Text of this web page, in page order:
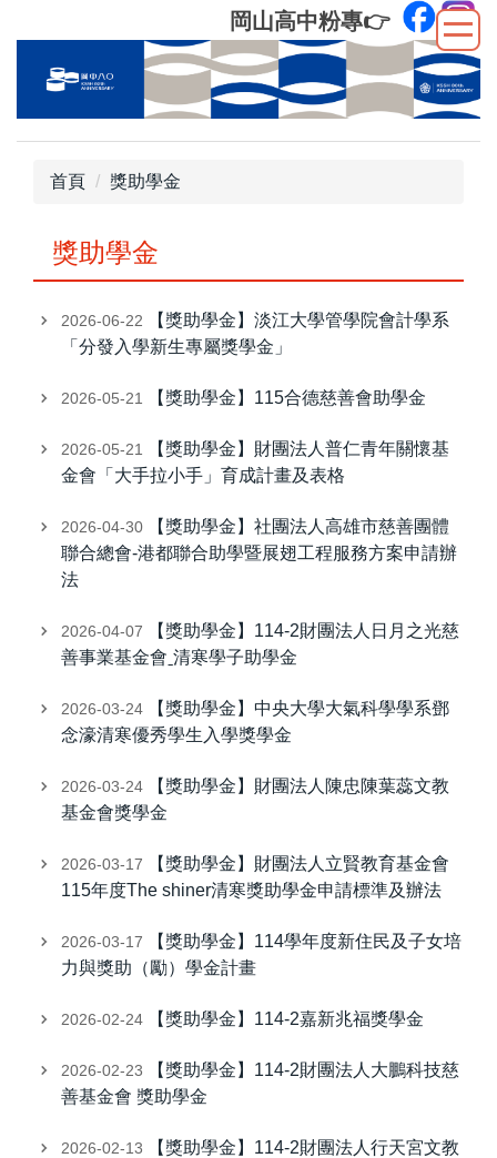
到
內
岡山高中粉專👉
首頁 獎助學金
獎助學金
2026-06-22
【獎助學金】淡江大學管學院會計學系
「分發入學新生專屬獎學金」
2026-05-21 【獎助學金】115合德慈善會助學金
2026-05-21
【獎助學金】財團法人普仁青年關懷基
金會「大手拉小手」育成計畫及表格
2026-04-30
【獎助學金】社團法人高雄市慈善團體
聯合總會-港都聯合助學暨展翅工程服務方案申請辦
法
2026-04-07
【獎助學金】114-2財團法人日月之光慈
善事業基金會ˍ清寒學子助學金
2026-03-24
【獎助學金】中央大學大氣科學學系鄧
念濠清寒優秀學生入學獎學金
2026-03-24
【獎助學金】財團法人陳忠陳葉蕊文教
基金會獎學金
2026-03-17
【獎助學金】財團法人立賢教育基金會
115年度The shiner清寒獎助學金申請標準及辦法
2026-03-17
【獎助學金】114學年度新住民及子女培
力與獎助（勵）學金計畫
2026-02-24 【獎助學金】114-2嘉新兆福獎學金
2026-02-23
【獎助學金】114-2財團法人大鵬科技慈
善基金會 獎助學金
2026-02-13
【獎助學金】114-2財團法人行天宮文教